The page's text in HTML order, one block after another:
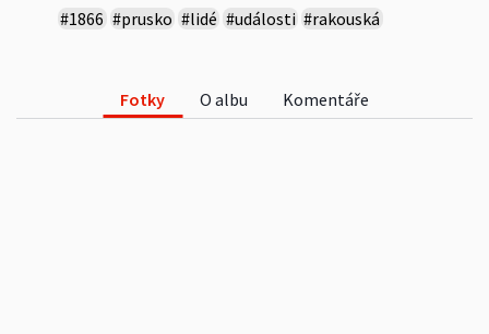
#1866 #prusko #lidé #události #rakouská
Fotky O albu Komentáře